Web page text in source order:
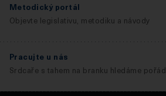
Metodický portál
Objevte legislativu, metodiku a návody
Pracujte u nás
Srdcaře s tahem na branku hledáme pořád